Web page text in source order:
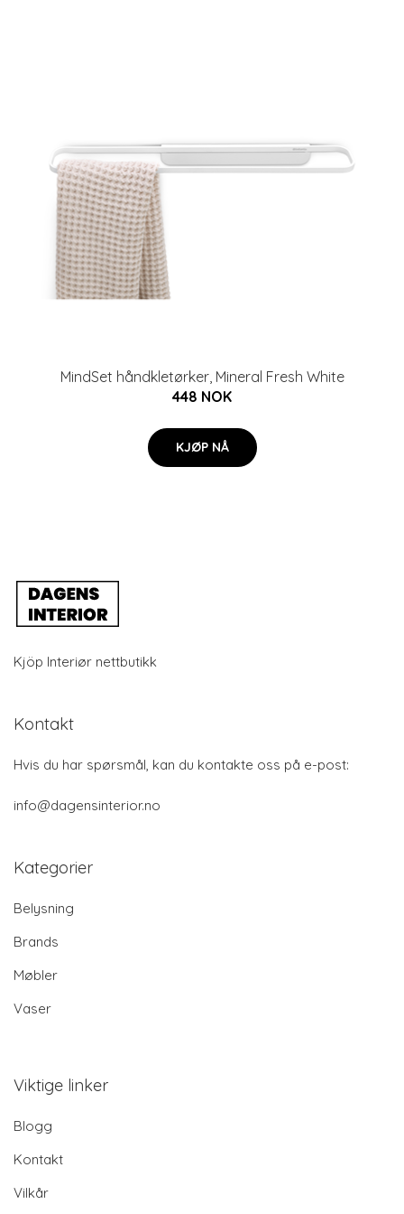
MindSet håndkletørker, Mineral Fresh White
448 NOK
KJØP NÅ
Kjöp Interiør nettbutikk
Kontakt
Hvis du har spørsmål, kan du kontakte oss på e-post:
info@dagensinterior.no
Kategorier
Belysning
Brands
Møbler
Vaser
Viktige linker
Blogg
Kontakt
Vilkår